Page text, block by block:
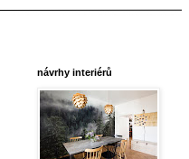
návrhy interiérů